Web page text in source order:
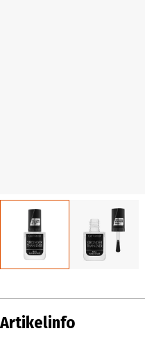
Artikelinfo